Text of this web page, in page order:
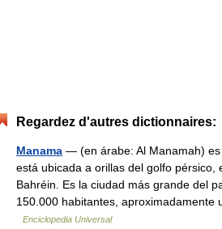
Regardez d'autres dictionnaires:
Manama — (en árabe: Al Manamah)
está ubicada a orillas del golfo pérsico,
Bahréin. Es la ciudad más grande del
150.000 habitantes, aproximadamente
Enciclopedia Universal